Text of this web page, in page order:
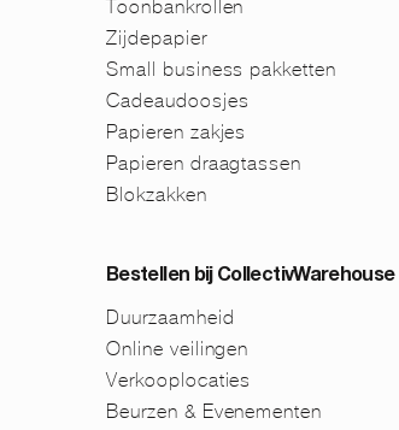
Toonbankrollen
Zijdepapier
Small business pakketten
Cadeaudoosjes
Papieren zakjes
Papieren draagtassen
Blokzakken
Bestellen bij CollectivWarehouse
Duurzaamheid
Online veilingen
Verkooplocaties
Beurzen & Evenementen